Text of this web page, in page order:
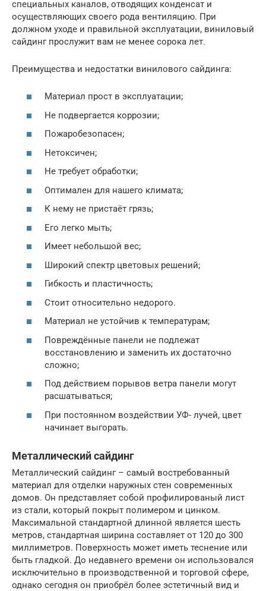
специальных каналов, отводящих конденсат и
осуществляющих своего рода вентиляцию. При
должном уходе и правильной эксплуатации, виниловый
сайдинг прослужит вам не менее сорока лет.
Преимущества и недостатки винилового сайдинга:
Материал прост в эксплуатации;
Не подвергается коррозии;
Пожаробезопасен;
Нетоксичен;
Не требует обработки;
Оптимален для нашего климата;
К нему не пристаёт грязь;
Его легко мыть;
Имеет небольшой вес;
Широкий спектр цветовых решений;
Гибкость и пластичность;
Стоит относительно недорого.
Материал не устойчив к температурам;
Повреждённые панели не подлежат
восстановлению и заменить их достаточно
сложно;
Под действием порывов ветра панели могут
расшатываться;
При постоянном воздействии УФ- лучей, цвет
начинает выгорать.
Металлический сайдинг
Металлический сайдинг – самый востребованный
материал для отделки наружных стен современных
домов. Он представляет собой профилированый лист
из стали, который покрыт полимером и цинком.
Максимальной стандартной длинной является шесть
метров, стандартная ширина составляет от 120 до 300
миллиметров. Поверхность может иметь теснение или
быть гладкой. До недавнего времени он использовался
исключительно в производственной и торговой сфере,
однако сегодня он приобрёл более эстетичный вид и